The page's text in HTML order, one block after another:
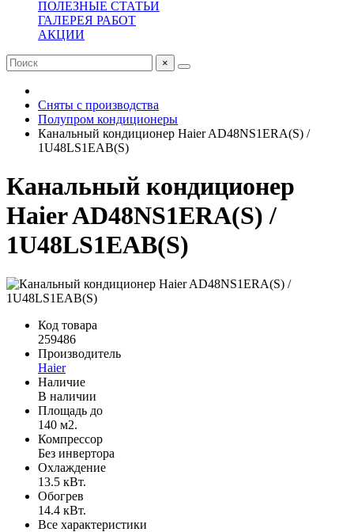
ПОЛЕЗНЫЕ СТАТЬИ
ГАЛЕРЕЯ РАБОТ
АКЦИИ
×
Сняты с производства
Полупром кондиционеры
Канальный кондиционер Haier AD48NS1ERA(S) /
1U48LS1EAB(S)
Канальный кондиционер
Haier AD48NS1ERA(S) /
1U48LS1EAB(S)
Код товара
259486
Производитель
Haier
Наличие
В наличии
Площадь до
140 м2.
Компрессор
Без инвертора
Охлаждение
13.5 кВт.
Обогрев
14.4 кВт.
Все характеристики